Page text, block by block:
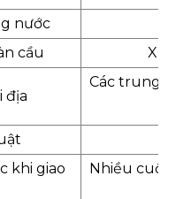
nước
cầu
địa
Các trung
khi giao
Nhiều